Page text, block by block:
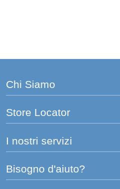
Chi Siamo
Store Locator
I nostri servizi
Bisogno d'aiuto?